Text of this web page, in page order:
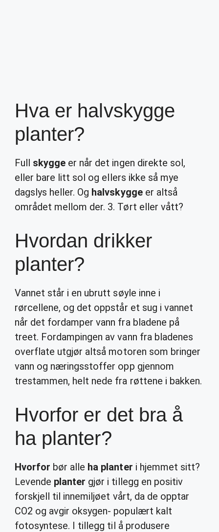
Hva er halvskygge
planter?
Full skygge er når det ingen direkte sol,
eller bare litt sol og ellers ikke så mye
dagslys heller. Og halvskyggeer altså
området mellom der. 3. Tørt eller vått?
Hvordan drikker
planter?
Vannet står i en ubrutt søyle inne i
rørcellene, og det oppstår et sug i vannet
når det fordamper vann fra bladene på
treet. Fordampingen av vann fra bladenes
overflate utgjør altså motoren som bringer
vann og næringsstoffer opp gjennom
trestammen, helt nede fra røttene i bakken.
Hvorfor er det bra å
ha planter?
Hvorfor bør alle ha planter i hjemmet sitt?
Levende planter gjør i tillegg en positiv
forskjell til innemiljøet vårt, da de opptar
CO2 og avgir oksygen- populært kalt
fotosyntese. I tillegg til å produsere